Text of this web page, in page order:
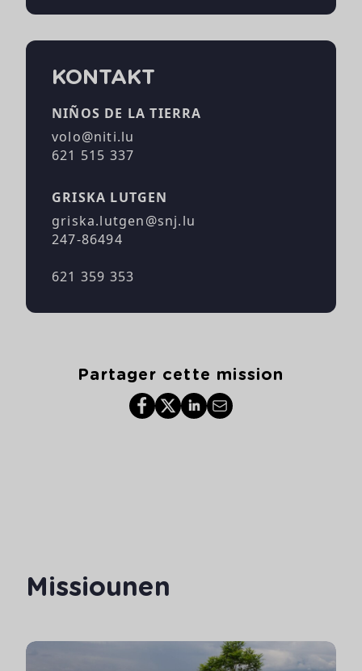
KONTAKT
NIÑOS DE LA TIERRA
volo@niti.lu
621 515 337
GRISKA LUTGEN
griska.lutgen@snj.lu
247-86494
621 359 353
Partager cette mission
Missiounen